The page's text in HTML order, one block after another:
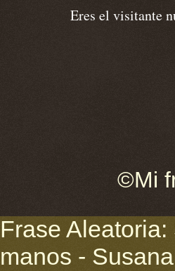
Eres el visitante
©Mi
Frase
manos -